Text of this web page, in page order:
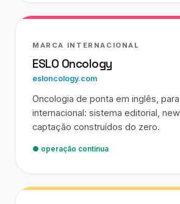
MARCA INTERNACIONAL
ESLO Oncology
esloncology.com
Oncologia de ponta em inglês,
internacional: sistema editorial,
captação construídos do zero.
● operação contínua